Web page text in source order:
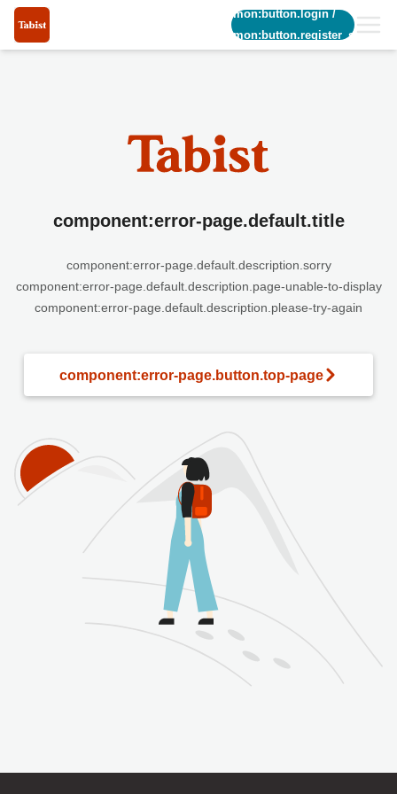
common:button.login/
common:button.register_short
component:error-page.default.title
component:error-page.default.description.sorry
component:error-page.default.description.page-unable-to-display
component:error-page.default.description.please-try-again
component:error-page.button.top-page